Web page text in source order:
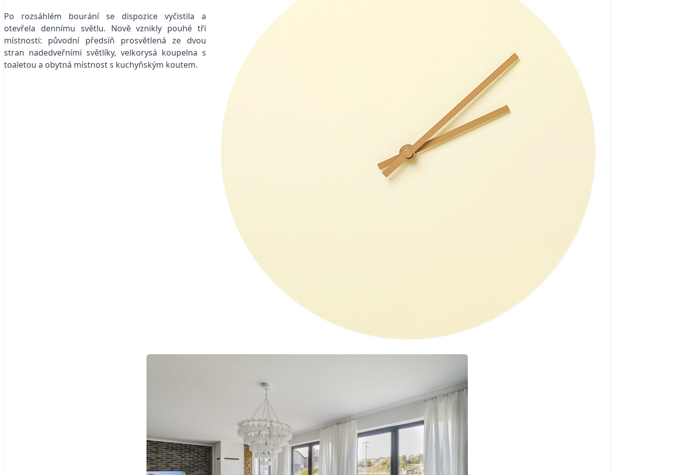
Po rozsáhlém bourání se dispozice vyčistila a
otevřela dennímu světlu. Nově vznikly pouhé tři
místnosti: původní předsíň prosvětlená ze dvou
stran nadedveřními světlíky, velkorysá koupelna s
toaletou a obytná místnost s kuchyňským koutem.